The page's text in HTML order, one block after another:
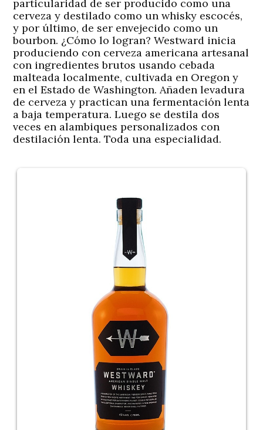
particularidad de ser producido como una
cerveza y destilado como un whisky escocés,
y por último, de ser envejecido como un
bourbon. ¿Cómo lo logran? Westward inicia
produciendo con cerveza americana artesanal
con ingredientes brutos usando cebada
malteada localmente, cultivada en Oregon y
en el Estado de Washington. Añaden levadura
de cerveza y practican una fermentación lenta
a baja temperatura. Luego se destila dos
veces en alambiques personalizados con
destilación lenta. Toda una especialidad.